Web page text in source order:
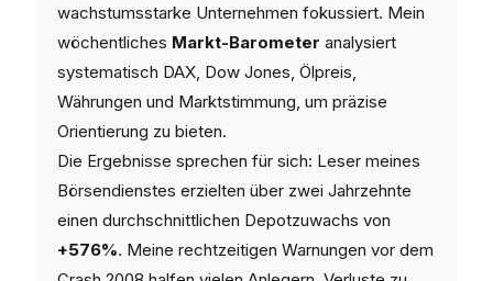
wachstumsstarke Unternehmen fokussiert. Mein
wöchentliches Markt-Barometer analysiert
systematisch DAX, Dow Jones, Ölpreis,
Währungen und Marktstimmung, um präzise
Orientierung zu bieten.
Die Ergebnisse sprechen für sich: Leser meines
Börsendienstes erzielten über zwei Jahrzehnte
einen durchschnittlichen Depotzuwachs von
+576%. Meine rechtzeitigen Warnungen vor dem